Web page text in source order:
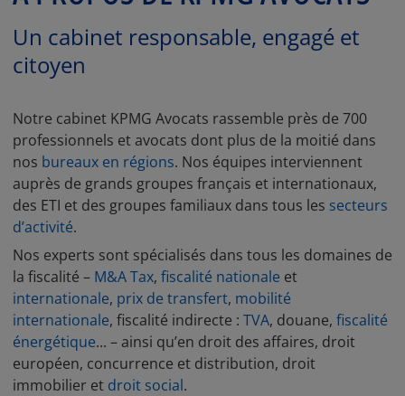
Un cabinet responsable, engagé et
citoyen
Notre cabinet KPMG Avocats rassemble près de 700
professionnels et avocats dont plus de la moitié dans
nos bureaux en régions. Nos équipes interviennent
auprès de grands groupes français et internationaux,
des ETI et des groupes familiaux dans tous les secteurs
d’activité.
Nos experts sont spécialisés dans tous les domaines de
la fiscalité – M&A Tax, fiscalité nationale et
internationale, prix de transfert, mobilité
internationale, fiscalité indirecte : TVA, douane, fiscalité
énergétique... – ainsi qu’en droit des affaires, droit
européen, concurrence et distribution, droit
immobilier et droit social.